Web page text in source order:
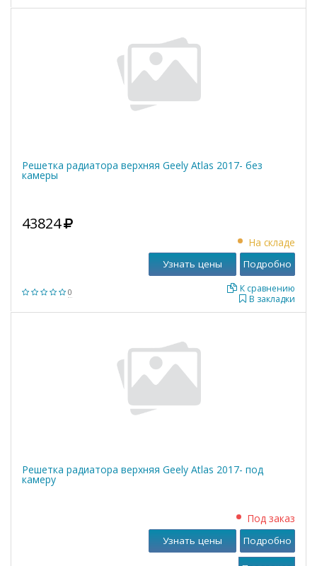
Решетка радиатора верхняя Geely Atlas 2017- без
камеры
0
43824
На складе
В закладки
К сравнению
Узнать цены Подробно
Решетка радиатора верхняя Geely Atlas 2017- под
камеру
Под заказ
Узнать цены Подробно